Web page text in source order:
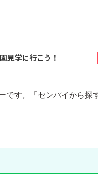
園見学に行こう！